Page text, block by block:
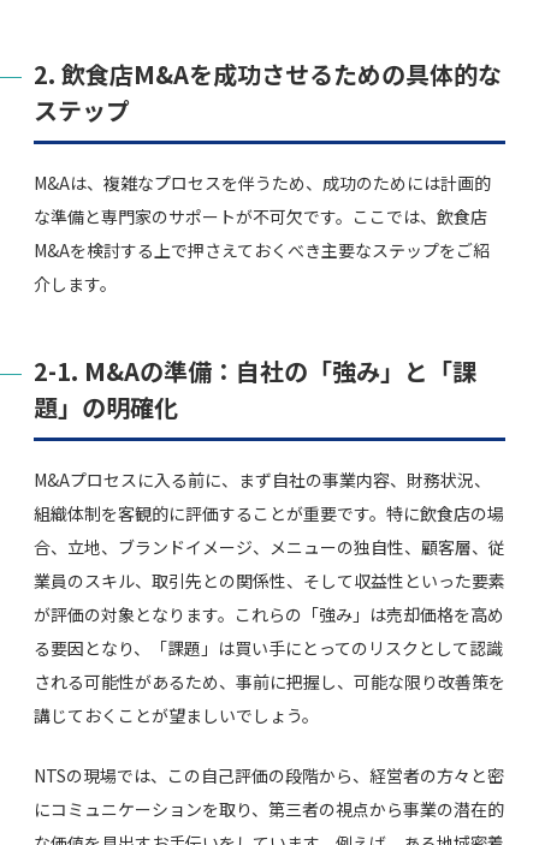
2. 飲食店M&Aを成功させるための具体的な
ステップ
M&Aは、複雑なプロセスを伴うため、成功のためには計画的
な準備と専門家のサポートが不可欠です。ここでは、飲食店
M&Aを検討する上で押さえておくべき主要なステップをご紹
介します。
2-1. M&Aの準備：自社の「強み」と「課
題」の明確化
M&Aプロセスに入る前に、まず自社の事業内容、財務状況、
組織体制を客観的に評価することが重要です。特に飲食店の場
合、立地、ブランドイメージ、メニューの独自性、顧客層、従
業員のスキル、取引先との関係性、そして収益性といった要素
が評価の対象となります。これらの「強み」は売却価格を高め
る要因となり、「課題」は買い手にとってのリスクとして認識
される可能性があるため、事前に把握し、可能な限り改善策を
講じておくことが望ましいでしょう。
NTSの現場では、この自己評価の段階から、経営者の方々と密
にコミュニケーションを取り、第三者の視点から事業の潜在的